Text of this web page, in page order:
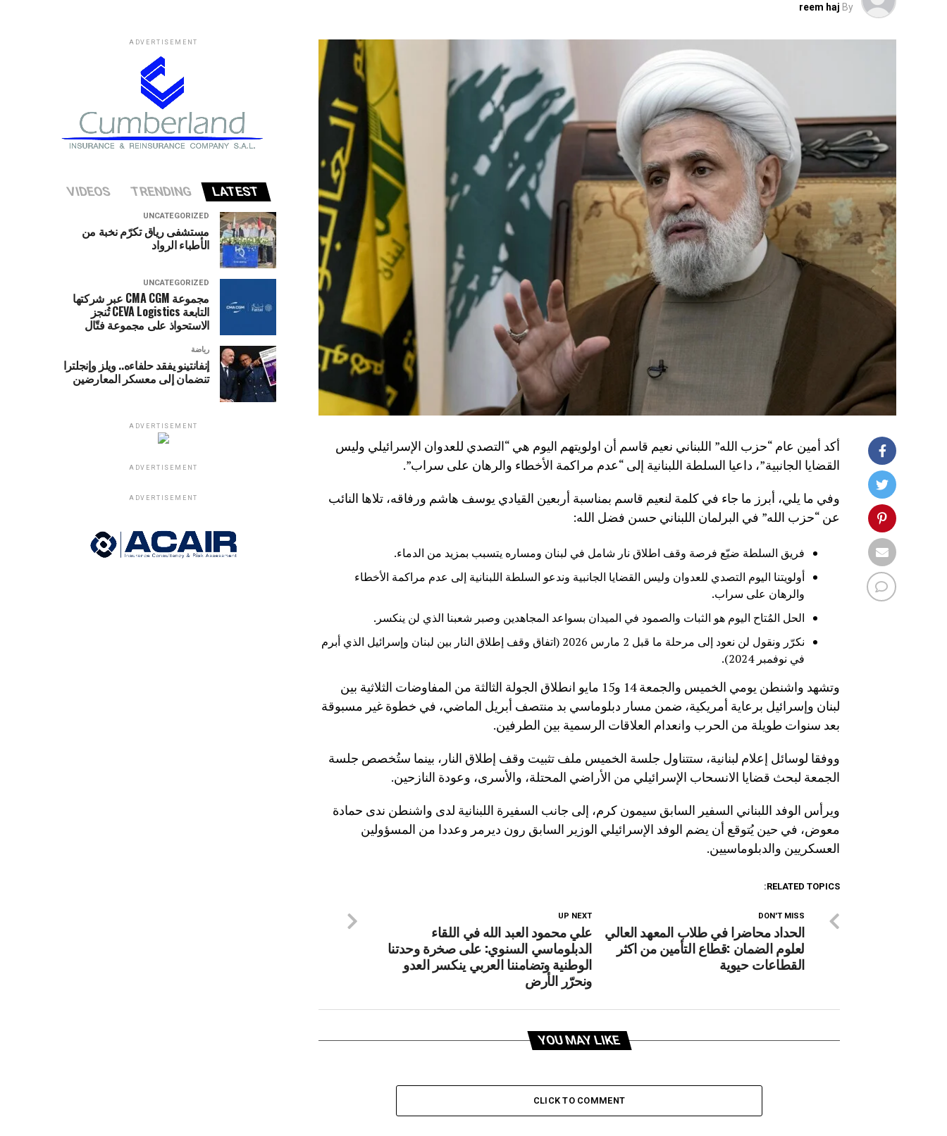
By
reem haj
أكد أمين عام “حزب الله” اللبناني نعيم قاسم أن اولويتهم اليوم هي “التصدي للعدوان الإسرائيلي وليس
القضايا الجانبية”، داعيا السلطة اللبنانية إلى “عدم مراكمة الأخطاء والرهان على سراب”.
وفي ما يلي، أبرز ما جاء في كلمة لنعيم قاسم بمناسبة أربعين القيادي يوسف هاشم ورفاقه، تلاها النائب
عن “حزب الله” في البرلمان اللبناني حسن فضل الله:
فريق السلطة ضيّع فرصة وقف اطلاق نار شامل في لبنان ومساره يتسبب بمزيد من الدماء.
أولويتنا اليوم التصدي للعدوان وليس القضايا الجانبية وندعو السلطة اللبنانية إلى عدم مراكمة الأخطاء
والرهان على سراب.
الحل المُتاح اليوم هو الثبات والصمود في الميدان بسواعد المجاهدين وصبر شعبنا الذي لن ينكسر.
نكرّر ونقول لن نعود إلى مرحلة ما قبل 2 مارس 2026 (اتفاق وقف إطلاق النار بين لبنان وإسرائيل الذي أبرم
في نوفمبر 2024).
وتشهد واشنطن يومي الخميس والجمعة 14 و15 مايو انطلاق الجولة الثالثة من المفاوضات الثلاثية بين
لبنان وإسرائيل برعاية أمريكية، ضمن مسار دبلوماسي بد منتصف أبريل الماضي، في خطوة غير مسبوقة
بعد سنوات طويلة من الحرب وانعدام العلاقات الرسمية بين الطرفين.
ووفقا لوسائل إعلام لبنانية، ستتناول جلسة الخميس ملف تثبيت وقف إطلاق النار، بينما ستُخصص جلسة
الجمعة لبحث قضايا الانسحاب الإسرائيلي من الأراضي المحتلة، والأسرى، وعودة النازحين.
ويرأس الوفد اللبناني السفير السابق سيمون كرم، إلى جانب السفيرة اللبنانية لدى واشنطن ندى حمادة
معوض، في حين يُتوقع أن يضم الوفد الإسرائيلي الوزير السابق رون ديرمر وعددا من المسؤولين
العسكريين والدبلوماسيين.
RELATED TOPICS:
UP NEXT
علي محمود العبد الله في اللقاء
الدبلوماسي السنوي: على صخرة وحدتنا
الوطنية وتضامننا العربي ينكسر العدو
ونحرّر الأرض
DON'T MISS
الحداد محاضرا في طلاب المعهد العالي
لعلوم الضمان :قطاع التأمين من اكثر
القطاعات حيوية
YOU MAY LIKE
CLICK TO COMMENT
ADVERTISEMENT
LATEST
TRENDING
VIDEOS
UNCATEGORIZED
مستشفى رياق تكرّم نخبة من
الأطباء الرواد
UNCATEGORIZED
مجموعة CMA CGM عبر شركتها
التابعة CEVA Logistics تُنجز
الاستحواذ على مجموعة فتّال
رياضة
إنفانتينو يفقد حلفاءه.. ويلز وإنجلترا
تنضمان إلى معسكر المعارضين
ADVERTISEMENT
ADVERTISEMENT
ADVERTISEMENT